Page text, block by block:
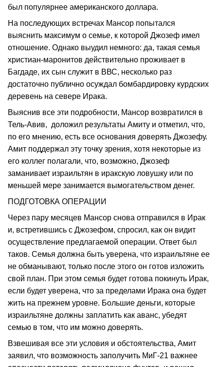
был популярнее американского доллара.
На последующих встречах Мансор попытался
выяснить максимум о семье, к которой Джозеф имел
отношение. Однако выудил немного: да, такая семья
христиан-маронитов действительно проживает в
Багдаде, их сын служит в ВВС, несколько раз
достаточно публично осуждал бомбардировку курдских
деревень на севере Ирака.
Выяснив все эти подробности, Мансор возвратился в
Тель-Авив, доложил результаты Амиту и отметил, что,
по его мнению, есть все основания доверять Джозефу.
Амит поддержал эту точку зрения, хотя некоторые из
его коллег полагали, что, возможно, Джозеф
заманивает израильтян в иракскую ловушку или по
меньшей мере занимается вымогательством денег.
ПОДГОТОВКА ОПЕРАЦИИ
Через пару месяцев Мансор снова отправился в Ирак
и, встретившись с Джозефом, спросил, как он видит
осуществление предлагаемой операции. Ответ был
таков. Семья должна быть уверена, что израильтяне ее
не обманывают, только после этого он готов изложить
свой план. При этом семья будет готова покинуть Ирак,
если будет уверена, что за пределами Ирака она будет
жить на прежнем уровне. Большие деньги, которые
израильтяне должны заплатить как аванс, убедят
семью в том, что им можно доверять.
Взвешивая все эти условия и обстоятельства, Амит
заявил, что возможность заполучить МиГ-21 важнее